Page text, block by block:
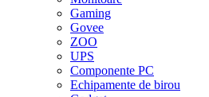
Gaming
Govee
ZOO
UPS
Componente PC
Echipamente de birou